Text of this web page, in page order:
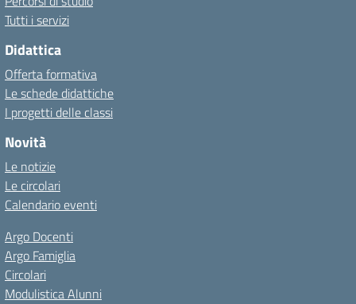
Tutti i servizi
Didattica
Offerta formativa
Le schede didattiche
I progetti delle classi
Novità
Le notizie
Le circolari
Calendario eventi
Argo Docenti
Argo Famiglia
Circolari
Modulistica Alunni